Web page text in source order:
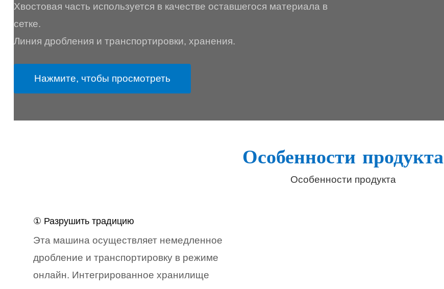
Хвостовая часть используется в качестве оставшегося материала в
сетке.
Линия дробления и транспортировки, хранения.
Нажмите, чтобы просмотреть
Особенности продукта
Особенности продукта
① Разрушить традицию
Эта машина осуществляет немедленное
дробление и транспортировку в режиме
онлайн. Интегрированное хранилище